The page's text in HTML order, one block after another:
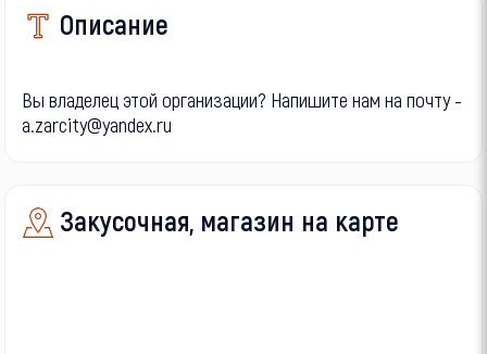
Описание
Вы владелец этой организации? Напишите нам на почту -
a.zarcity@yandex.ru
Закусочная, магазин на карте